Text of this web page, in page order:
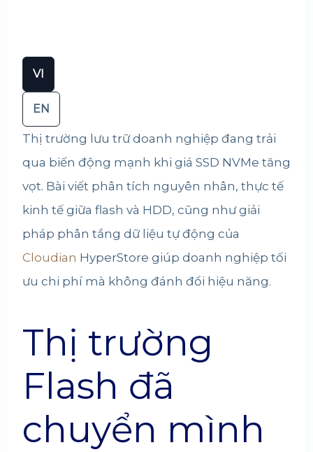
VI
EN
Thị trường lưu trữ doanh nghiệp đang trải
qua biến động mạnh khi giá SSD NVMe tăng
vọt. Bài viết phân tích nguyên nhân, thực tế
kinh tế giữa flash và HDD, cũng như giải
pháp phân tầng dữ liệu tự động của
Cloudian HyperStore giúp doanh nghiệp tối
ưu chi phí mà không đánh đổi hiệu năng.
Thị trường
Flash đã
chuyển mình